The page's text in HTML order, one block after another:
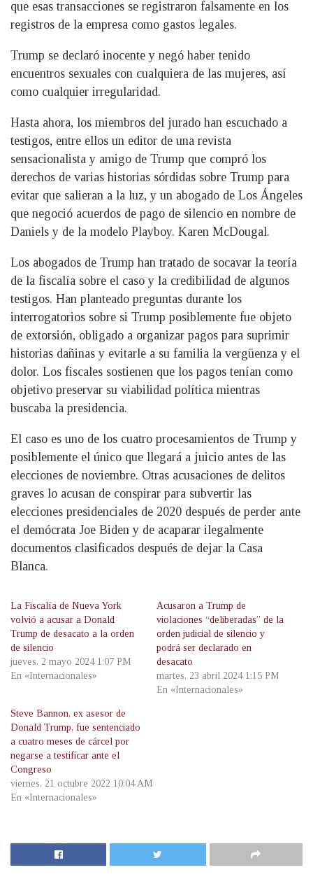
que esas transacciones se registraron falsamente en los
registros de la empresa como gastos legales.
Trump se declaró inocente y negó haber tenido
encuentros sexuales con cualquiera de las mujeres, así
como cualquier irregularidad.
Hasta ahora, los miembros del jurado han escuchado a
testigos, entre ellos un editor de una revista
sensacionalista y amigo de Trump que compró los
derechos de varias historias sórdidas sobre Trump para
evitar que salieran a la luz, y un abogado de Los Ángeles
que negoció acuerdos de pago de silencio en nombre de
Daniels y de la modelo Playboy. Karen McDougal.
Los abogados de Trump han tratado de socavar la teoría
de la fiscalía sobre el caso y la credibilidad de algunos
testigos. Han planteado preguntas durante los
interrogatorios sobre si Trump posiblemente fue objeto
de extorsión, obligado a organizar pagos para suprimir
historias dañinas y evitarle a su familia la vergüenza y el
dolor. Los fiscales sostienen que los pagos tenían como
objetivo preservar su viabilidad política mientras
buscaba la presidencia.
El caso es uno de los cuatro procesamientos de Trump y
posiblemente el único que llegará a juicio antes de las
elecciones de noviembre. Otras acusaciones de delitos
graves lo acusan de conspirar para subvertir las
elecciones presidenciales de 2020 después de perder ante
el demócrata Joe Biden y de acaparar ilegalmente
documentos clasificados después de dejar la Casa
Blanca.
La Fiscalía de Nueva York
volvió a acusar a Donald
Trump de desacato a la orden
de silencio
jueves, 2 mayo 2024 1:07 PM
En «Internacionales»
Acusaron a Trump de
violaciones “deliberadas” de la
orden judicial de silencio y
podrá ser declarado en
desacato
martes, 23 abril 2024 1:15 PM
En «Internacionales»
Steve Bannon, ex asesor de
Donald Trump, fue sentenciado
a cuatro meses de cárcel por
negarse a testificar ante el
Congreso
viernes, 21 octubre 2022 10:04 AM
En «Internacionales»